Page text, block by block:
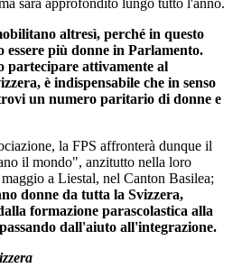
altresì, perché in questo
essere più donne in Parlamento.
partecipare attivamente al
è indispensabile che in senso
un numero paritario di donne e
la FPS affronterà dunque il
il mondo", anzitutto nella loro
a Liestal, nel Canton Basilea;
donne da tutta la Svizzera,
formazione parascolastica alla
dall'aiuto all'integrazione.